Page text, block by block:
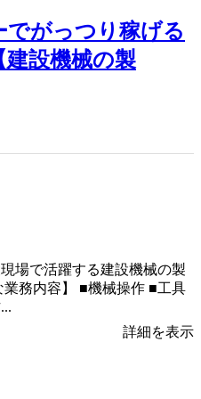
がっつり稼げる
設機械の製
場で活躍する建設機械の製
務内容】 ■機械操作 ■工具
詳細を表示